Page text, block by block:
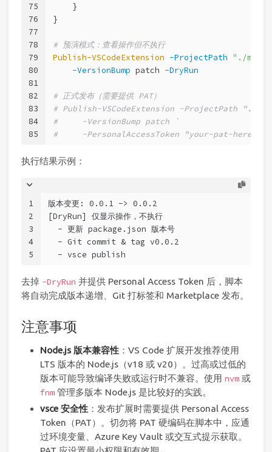
75
76
77
78
79
80
81
82
83
84
85
    }
}
# 预演模式：查看操作但不执行
Publish-VSCodeExtension -ProjectPath "./my-
-VersionBump patch -DryRun
# 正式发布（需要提供 PAT）
# Publish-VSCodeExtension -ProjectPath "./
#     -VersionBump patch `
#     -PersonalAccessToken "your-pat-here"
执行结果示例：
1
2
3
4
5
版本变更: 0.0.1 -> 0.0.2
[DryRun] 仅显示操作，不执行
  - 更新 package.json 版本号
  - Git commit & tag v0.0.2
  - vsce publish
去掉 -DryRun 并提供 Personal Access Token 后，脚本
将自动完成版本递增、Git 打标签和 Marketplace 发布。
注意事项
Node.js 版本兼容性：VS Code 扩展开发推荐使用
LTS 版本的 Node.js（v18 或 v20）。过高或过低的
版本可能导致编译失败或运行时不兼容。使用 nvm或
fnm管理多版本 Node.js 是比较好的实践。
vsce 安全性：发布扩展时需要提供 Personal Access
Token（PAT）。切勿将 PAT 硬编码在脚本中，应通
过环境变量、Azure Key Vault 或交互式提示获取。